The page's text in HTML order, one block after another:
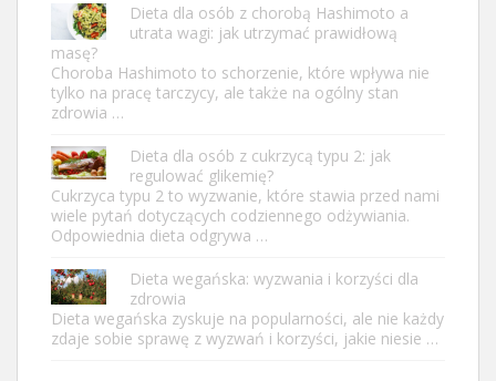
Dieta dla osób z chorobą Hashimoto a
utrata wagi: jak utrzymać prawidłową
masę?
Choroba Hashimoto to schorzenie, które wpływa nie
tylko na pracę tarczycy, ale także na ogólny stan
zdrowia …
Dieta dla osób z cukrzycą typu 2: jak
regulować glikemię?
Cukrzyca typu 2 to wyzwanie, które stawia przed nami
wiele pytań dotyczących codziennego odżywiania.
Odpowiednia dieta odgrywa …
Dieta wegańska: wyzwania i korzyści dla
zdrowia
Dieta wegańska zyskuje na popularności, ale nie każdy
zdaje sobie sprawę z wyzwań i korzyści, jakie niesie …